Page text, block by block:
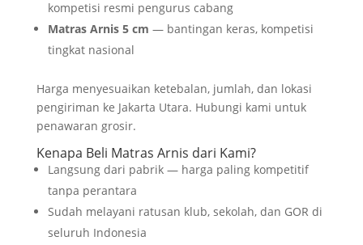
kompetisi resmi pengurus cabang
Matras Arnis 5 cm — bantingan keras, kompetisi
tingkat nasional
Harga menyesuaikan ketebalan, jumlah, dan lokasi
pengiriman ke Jakarta Utara. Hubungi kami untuk
penawaran grosir.
Kenapa Beli Matras Arnis dari Kami?
Langsung dari pabrik — harga paling kompetitif
tanpa perantara
Sudah melayani ratusan klub, sekolah, dan GOR di
seluruh Indonesia